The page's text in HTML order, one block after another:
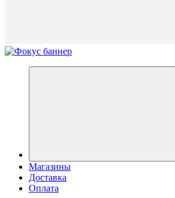
Магазины
Доставка
Оплата